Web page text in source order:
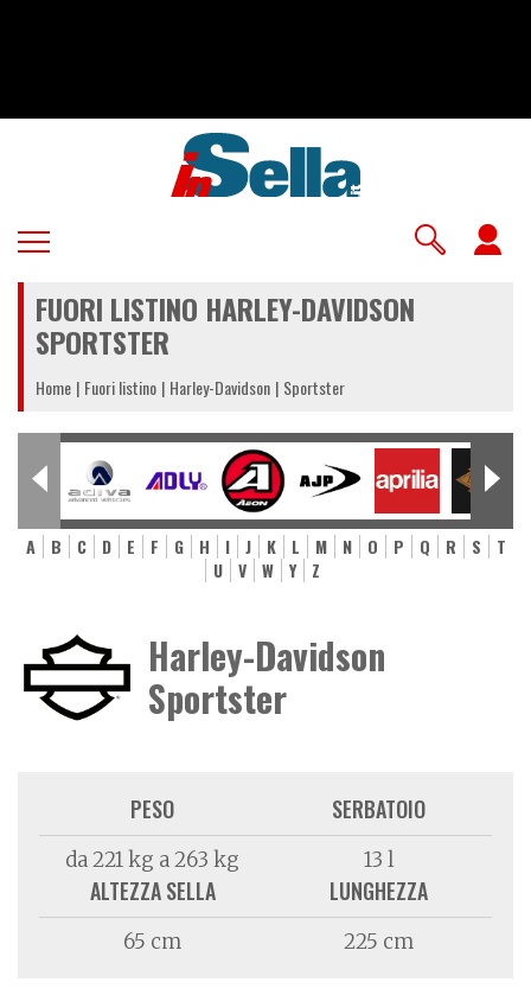
FUORI LISTINO HARLEY-DAVIDSON
SPORTSTER
Home Fuori listino Harley-Davidson Sportster
A B C D E F G H I J K L M N O P Q R S
T
U
V W Y Z
Harley-Davidson
Sportster
PESO
da 221 kg a 263 kg
SERBATOIO
13 l
ALTEZZA SELLA
65 cm
LUNGHEZZA
225 cm